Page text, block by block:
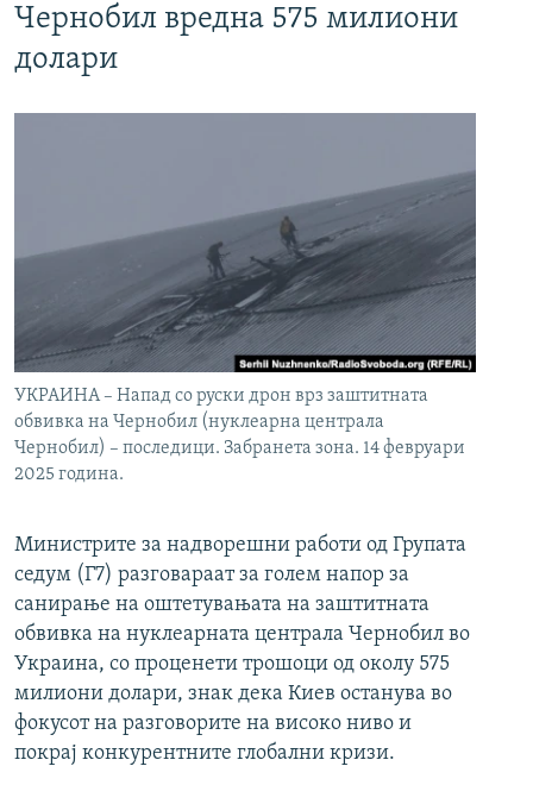
Чернобил вредна 575 милиони
долари
УКРАИНА – Напад со руски дрон врз заштитната
обвивка на Чернобил (нуклеарна централа
Чернобил) – последици. Забранета зона. 14 февруари
2025 година.
Министрите за надворешни работи од Групата
седум (Г7) разговараат за голем напор за
санирање на оштетувањата на заштитната
обвивка на нуклеарната централа Чернобил во
Украина, со проценети трошоци од околу 575
милиони долари, знак дека Киев останува во
фокусот на разговорите на високо ниво и
покрај конкурентните глобални кризи.